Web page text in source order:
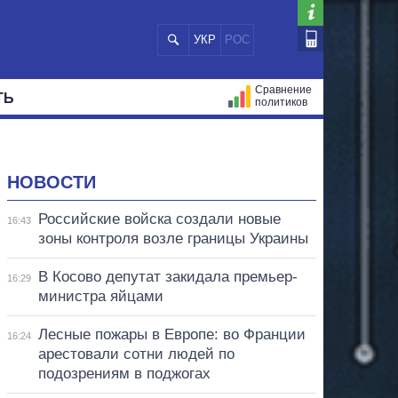
УКР РОС
Сравнение
политиков
НОВОСТИ
16:43
Российские войска создали новые
зоны контроля возле границы Украины
16:29
В Косово депутат закидала премьер-
министра яйцами
16:24
Лесные пожары в Европе: во Франции
арестовали сотни людей по
подозрениям в поджогах